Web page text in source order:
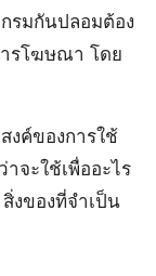
รมกันปลอมต้อง
รโฆษณา โดย
งค์ของการใช้
จะใช้เพื่ออะไร
งของที่จำเป็น